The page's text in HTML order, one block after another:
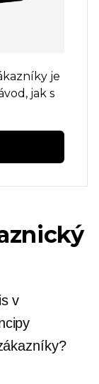
je
jak s
v